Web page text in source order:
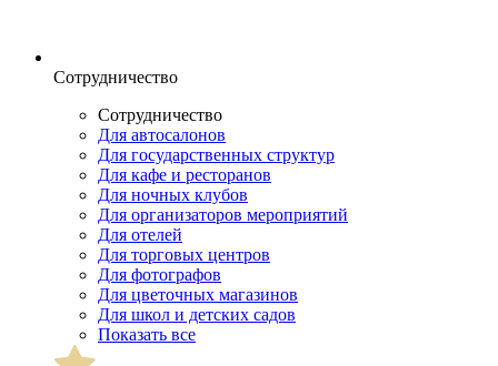
Сотрудничество
Сотрудничество
Для автосалонов
Для государственных структур
Для кафе и ресторанов
Для ночных клубов
Для организаторов мероприятий
Для отелей
Для торговых центров
Для фотографов
Для цветочных магазинов
Для школ и детских садов
Показать все